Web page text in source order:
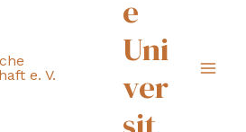
e
Uni
ver